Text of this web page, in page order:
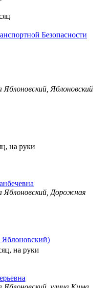
Безопасности
Яблоновский, Яблоновский
на руки
Яблоновский, Дорожная
на руки